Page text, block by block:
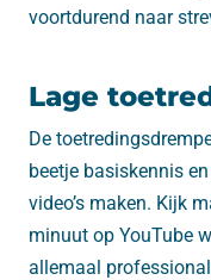
voortdurend naar
Lage
De
beetje basiskennis
video’s maken. Kijk
minuut op YouTube
allemaal